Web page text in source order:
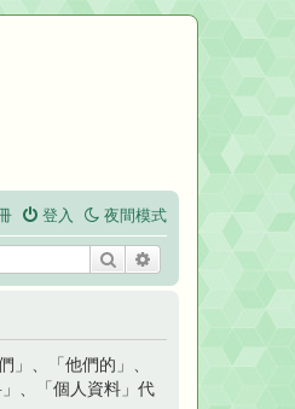
夜間模式
登入
搜尋
、「他們的」、
、「個人資料」代